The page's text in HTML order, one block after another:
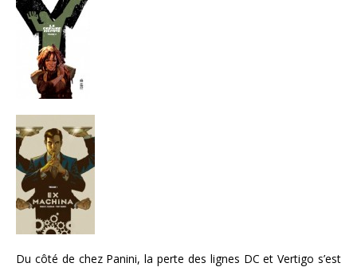
Du côté de chez Panini, la perte des lignes DC et Vertigo s’est